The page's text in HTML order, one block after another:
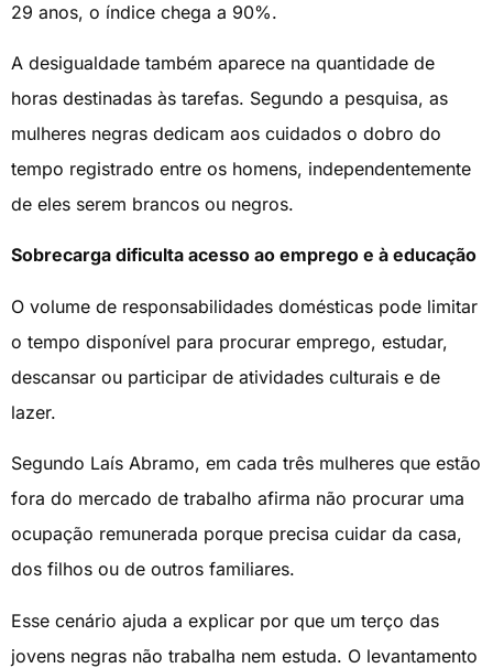
29 anos, o índice chega a 90%.
A desigualdade também aparece na quantidade de
horas destinadas às tarefas. Segundo a pesquisa, as
mulheres negras dedicam aos cuidados o dobro do
tempo registrado entre os homens, independentemente
de eles serem brancos ou negros.
Sobrecarga dificulta acesso ao emprego e à educação
O volume de responsabilidades domésticas pode limitar
o tempo disponível para procurar emprego, estudar,
descansar ou participar de atividades culturais e de
lazer.
Segundo Laís Abramo, em cada três mulheres que estão
fora do mercado de trabalho afirma não procurar uma
ocupação remunerada porque precisa cuidar da casa,
dos filhos ou de outros familiares.
Esse cenário ajuda a explicar por que um terço das
jovens negras não trabalha nem estuda. O levantamento